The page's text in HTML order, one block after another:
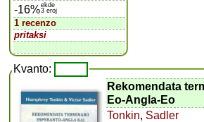
-16%ekde
3 eroj
1 recenzo
pritaksi
Kvanto:
Rekomendata
Eo-Angla-Eo
Tonkin, Sadler